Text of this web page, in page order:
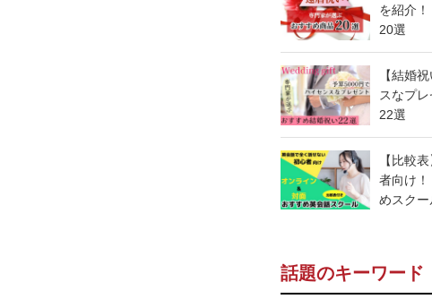
を紹介
20選
【結婚
スなプ
22選
【比較
者向け
めスクー
話題のキーワード